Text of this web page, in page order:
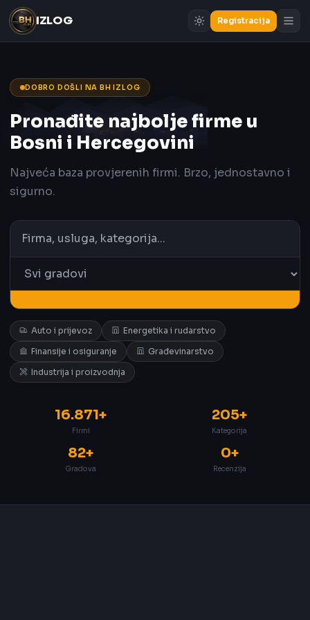
IZLOG Registracija
DOBRO DOŠLI NA BH IZLOG
Pronađite najbolje firme u
Bosni i Hercegovini
Najveća baza provjerenih firmi. Brzo, jednostavno i
sigurno.
Auto i prijevoz
Energetika i rudarstvo
Finansije i osiguranje
Građevinarstvo
Industrija i proizvodnja
16.871+
Firmi
205+
Kategorija
82+
Gradova
0+
Recenzija